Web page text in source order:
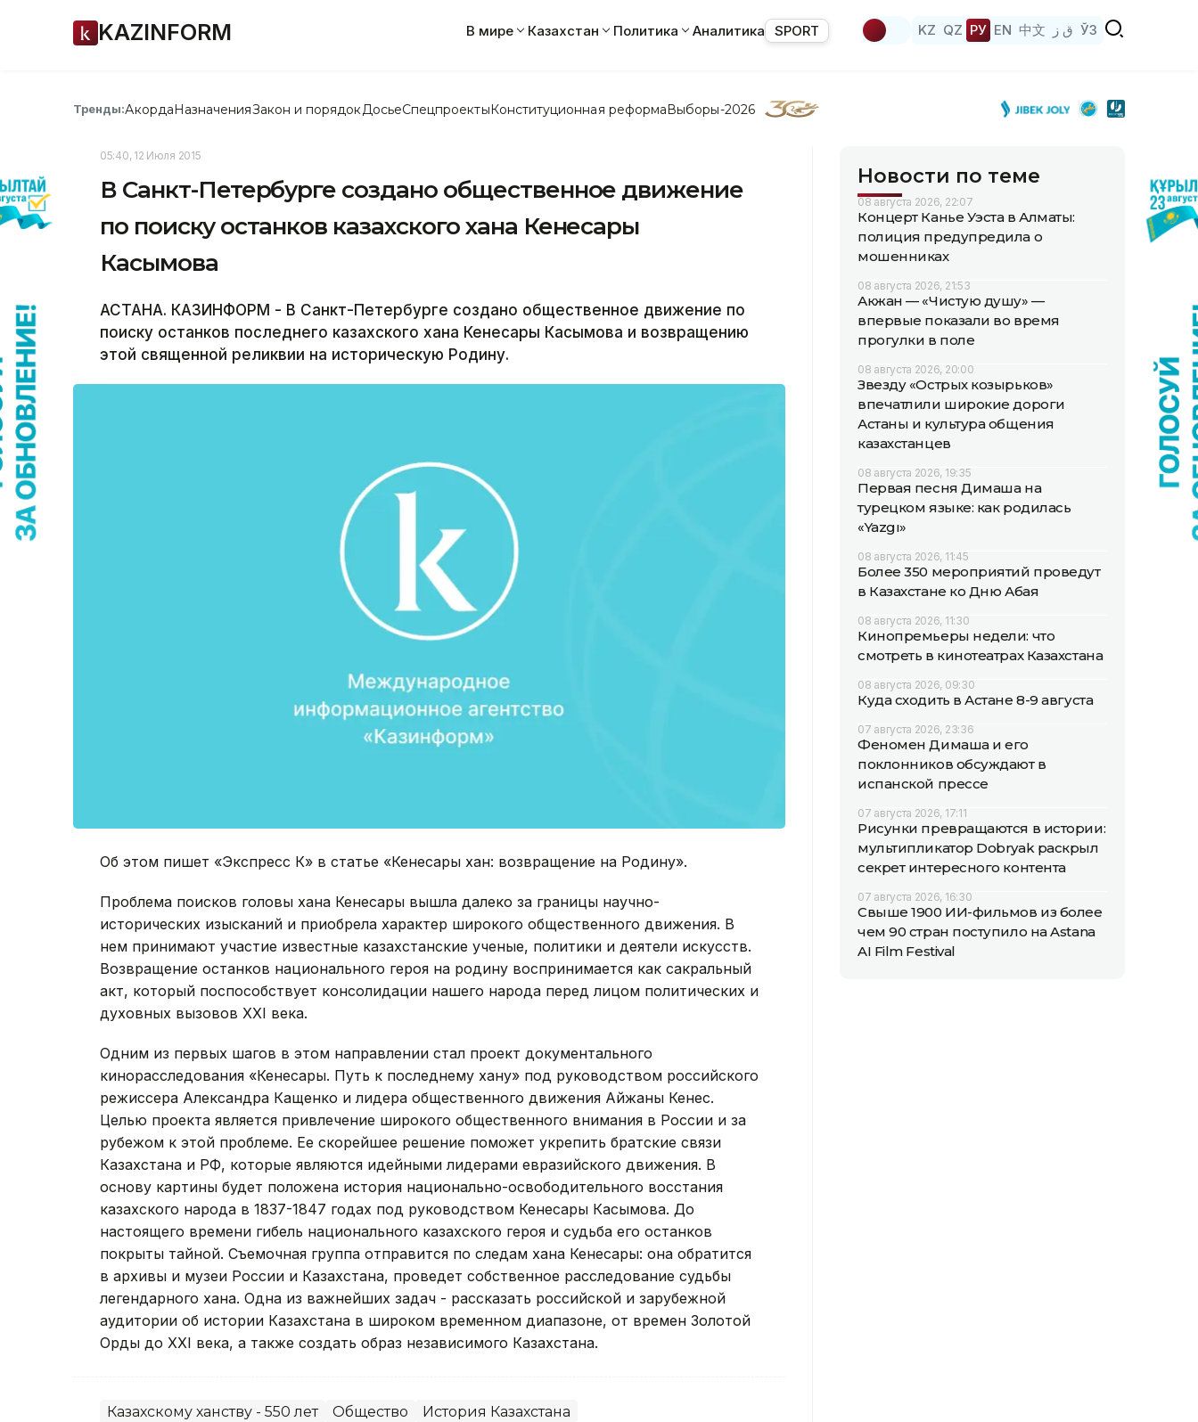
KAZINFORM В мире Казахстан Политика Аналитика SPORT KZ QZ РУ EN 中文 ق ز ЎЗ
Тренды:АкордаНазначенияЗакон и порядок ДосьеСпецпроектыКонституционная реформаВыборы-2026
05:40, 12 Июля 2015
В Санкт-Петербурге создано общественное движение
по поиску останков казахского хана Кенесары
Касымова
АСТАНА. КАЗИНФОРМ - В Санкт-Петербурге создано общественное движение по
поиску останков последнего казахского хана Кенесары Касымова и возвращению
этой священной реликвии на историческую Родину.
Об этом пишет «Экспресс К» в статье «Кенесары хан: возвращение на Родину».
Проблема поисков головы хана Кенесары вышла далеко за границы научно-
исторических изысканий и приобрела характер широкого общественного движения. В
нем принимают участие известные казахстанские ученые, политики и деятели искусств.
Возвращение останков национального героя на родину воспринимается как сакральный
акт, который поспособствует консолидации нашего народа перед лицом политических и
духовных вызовов XXI века.
Одним из первых шагов в этом направлении стал проект документального
кинорасследования «Кенесары. Путь к последнему хану» под руководством российского
режиссера Александра Кащенко и лидера общественного движения Айжаны Кенес.
Целью проекта является привлечение широкого общественного внимания в России и за
рубежом к этой проблеме. Ее скорейшее решение поможет укрепить братские связи
Казахстана и РФ, которые являются идейными лидерами евразийского движения. В
основу картины будет положена история национально-освободительного восстания
казахского народа в 1837-1847 годах под руководством Кенесары Касымова. До
настоящего времени гибель национального казахского героя и судьба его останков
покрыты тайной. Съемочная группа отправится по следам хана Кенесары: она обратится
в архивы и музеи России и Казахстана, проведет собственное расследование судьбы
легендарного хана. Одна из важнейших задач - рассказать российской и зарубежной
аудитории об истории Казахстана в широком временном диапазоне, от времен Золотой
Орды до XXI века, а также создать образ независимого Казахстана.
Казахскому ханству - 550 лет Общество
История Казахстана
Новости по теме
08 августа 2026, 22:07
Концерт Канье Уэста в Алматы:
полиция предупредила о
мошенниках
08 августа 2026, 21:53
Акжан — «Чистую душу» —
впервые показали во время
прогулки в поле
08 августа 2026, 20:00
Звезду «Острых козырьков»
впечатлили широкие дороги
Астаны и культура общения
казахстанцев
08 августа 2026, 19:35
Первая песня Димаша на
турецком языке: как родилась
«Yazgı»
08 августа 2026, 11:45
Более 350 мероприятий проведут
в Казахстане ко Дню Абая
08 августа 2026, 11:30
Кинопремьеры недели: что
смотреть в кинотеатрах Казахстана
08 августа 2026, 09:30
Куда сходить в Астане 8-9 августа
07 августа 2026, 23:36
Феномен Димаша и его
поклонников обсуждают в
испанской прессе
07 августа 2026, 17:11
Рисунки превращаются в истории:
мультипликатор Dobryak раскрыл
секрет интересного контента
07 августа 2026, 16:30
Свыше 1900 ИИ-фильмов из более
чем 90 стран поступило на Astana
AI Film Festival